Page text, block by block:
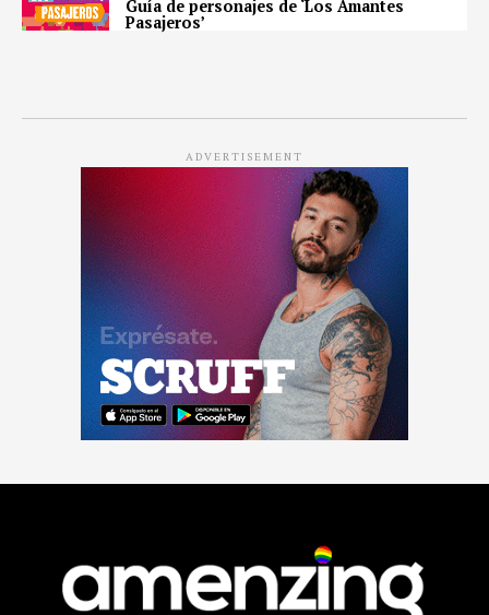
Guía de personajes de ‘Los Amantes
Pasajeros’
ADVERTISEMENT